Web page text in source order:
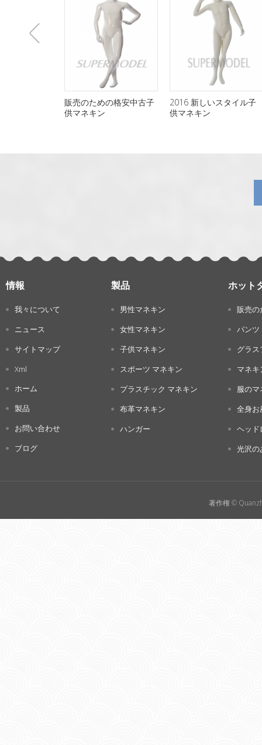
販売のための格安中古子
供マネキン
2016 新しいスタイル子
供マネキン
情報
我々について
ニュース
サイトマップ
Xml
ホーム
製品
お問い合わせ
ブログ
製品
男性マネキン
女性マネキン
子供マネキン
スポーツ マネキン
プラスチック マネキン
布革マネキン
ハンガー
ホット
販売の
パンツ
グラ
マネ
服の
全身お
ヘッド
光沢の
著作権 ©